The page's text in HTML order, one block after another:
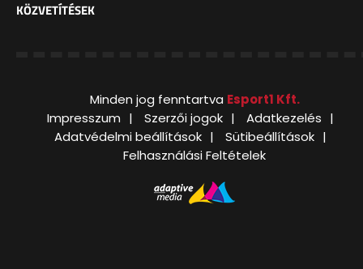
KÖZVETÍTÉSEK
Minden jog fenntartva Esport1 Kft.
Impresszum
Szerzői jogok
Adatkezelés
Adatvédelmi beállítások
Sütibeállítások
Felhasználási Feltételek